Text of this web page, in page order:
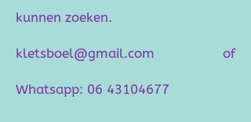
kunnen zoeken.
kletsboel@gmail.com of
Whatsapp: 06 43104677